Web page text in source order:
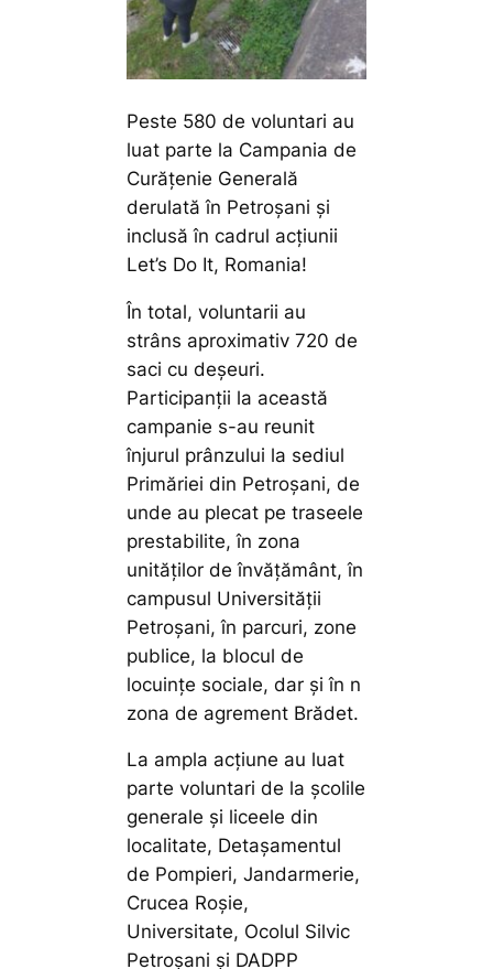
Peste 580 de voluntari au
luat parte la Campania de
Curățenie Generală
derulată în Petroșani și
inclusă în cadrul acţiunii
Let’s Do It, Romania!
În total, voluntarii au
strâns aproximativ 720 de
saci cu deșeuri.
Participanții la această
campanie s-au reunit
înjurul prânzului la sediul
Primăriei din Petroșani, de
unde au plecat pe traseele
prestabilite, în zona
unităților de învățământ, în
campusul Universității
Petroșani, în parcuri, zone
publice, la blocul de
locuinţe sociale, dar și în n
zona de agrement Brădet.
La ampla acţiune au luat
parte voluntari de la școlile
generale și liceele din
localitate, Detașamentul
de Pompieri, Jandarmerie,
Crucea Roșie,
Universitate, Ocolul Silvic
Petroșani și DADPP